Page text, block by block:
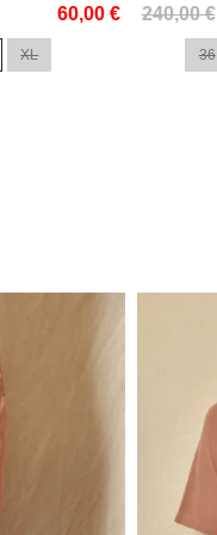
60,00 €
XL
240,00 €
Prix
Prix
36